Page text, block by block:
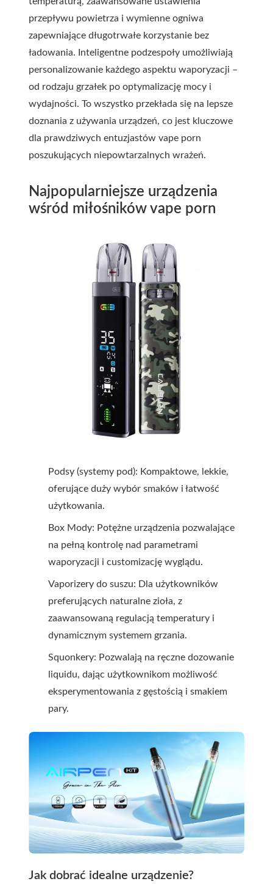
przepływu powietrza i wymienne ogniwa
zapewniające długotrwałe korzystanie bez
ładowania. Inteligentne podzespoły umożliwiają
personalizowanie każdego aspektu waporyzacji –
od rodzaju grzałek po optymalizację mocy i
wydajności. To wszystko przekłada się na lepsze
doznania z używania urządzeń, co jest kluczowe
dla prawdziwych entuzjastów vape porn
poszukujących niepowtarzalnych wrażeń.
Najpopularniejsze urządzenia
wśród miłośników vape porn
Podsy (systemy pod): Kompaktowe, lekkie,
oferujące duży wybór smaków i łatwość
użytkowania.
Box Mody: Potężne urządzenia pozwalające
na pełną kontrolę nad parametrami
waporyzacji i customizację wyglądu.
Vaporizery do suszu: Dla użytkowników
preferujących naturalne zioła, z
zaawansowaną regulacją temperatury i
dynamicznym systemem grzania.
Squonkery: Pozwalają na ręczne dozowanie
liquidu, dając użytkownikom możliwość
eksperymentowania z gęstością i smakiem
pary.
Jak dobrać idealne urządzenie?